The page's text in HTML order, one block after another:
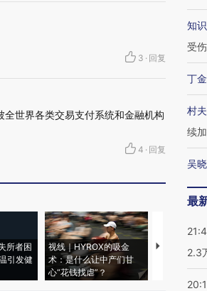
3 · 回复
世界各类交易支付系统和金融机构
4 · 回复
所者困
引发健
视线｜HYROX的吸金
术：是什么让中产们甘
心“花钱找虐”？
马航飞行员
粒摇头丸
知
受伤
丁
村
续
吴
最
2.3